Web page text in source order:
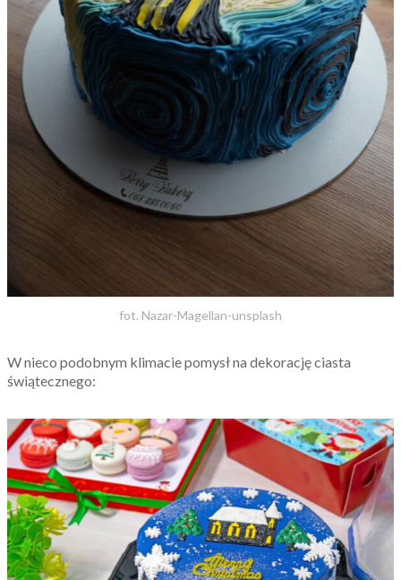
fot. Nazar-Magellan-unsplash
W nieco podobnym klimacie pomysł na dekorację ciasta
świątecznego: